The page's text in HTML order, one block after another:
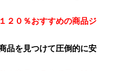
２０％おすすめの商品ジ
品を見つけて圧倒的に安